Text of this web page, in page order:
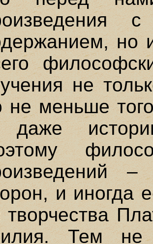
но
не
не меньше
и иногда
творчества
Тем